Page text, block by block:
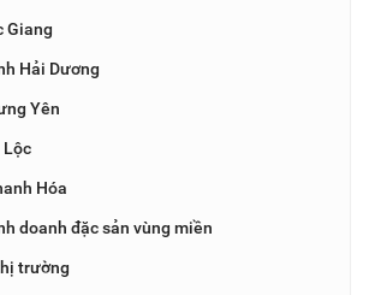
Giang
Hải Dương
Yên
Lộc
Hóa
doanh đặc sản vùng miền
trường